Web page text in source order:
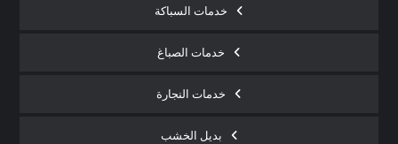
خدمات السباكة
خدمات الصباغ
خدمات النجارة
بديل الخشب